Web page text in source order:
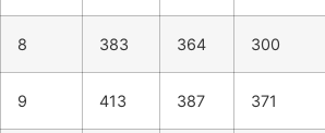
8 383 364 300
9 413 387 371